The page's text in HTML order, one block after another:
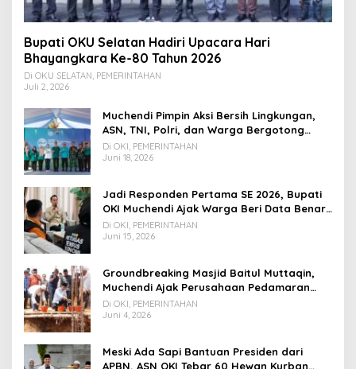
Bupati OKU Selatan Hadiri Upacara Hari
Bhayangkara Ke-80 Tahun 2026
Di OKU SELATAN, PEMERINTAHAN
Juli 2, 2026
Muchendi Pimpin Aksi Bersih Lingkungan,
ASN, TNI, Polri, dan Warga Bergotong
Royong
Di OKI, PEMERINTAHAN
Juni 18, 2026
Jadi Responden Pertama SE 2026, Bupati
OKI Muchendi Ajak Warga Beri Data Benar
ke Petugas BPS
Di OKI, PEMERINTAHAN
Juni 15, 2026
Groundbreaking Masjid Baitul Muttaqin,
Muchendi Ajak Perusahaan Pedamaran
Timur Turut Bantu
Di OKI, PEMERINTAHAN
Juni 4, 2026
Meski Ada Sapi Bantuan Presiden dari
APBN, ASN OKI Tebar 60 Hewan Kurban